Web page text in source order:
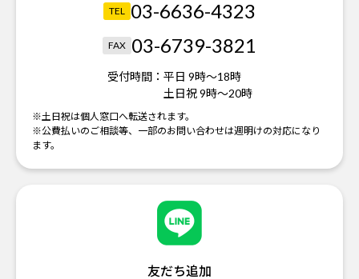
TEL 03-6636-4323
FAX 03-6739-3821
受付時間： 平日 9時～18時
土日祝 9時～20時
※土日祝は個人窓口へ転送されます。
※公費払いのご相談等、一部のお問い合わせは週明けの対応になり
ます。
友だち追加